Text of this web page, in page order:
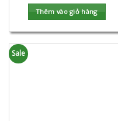
Thêm vào giỏ hàng
Sale